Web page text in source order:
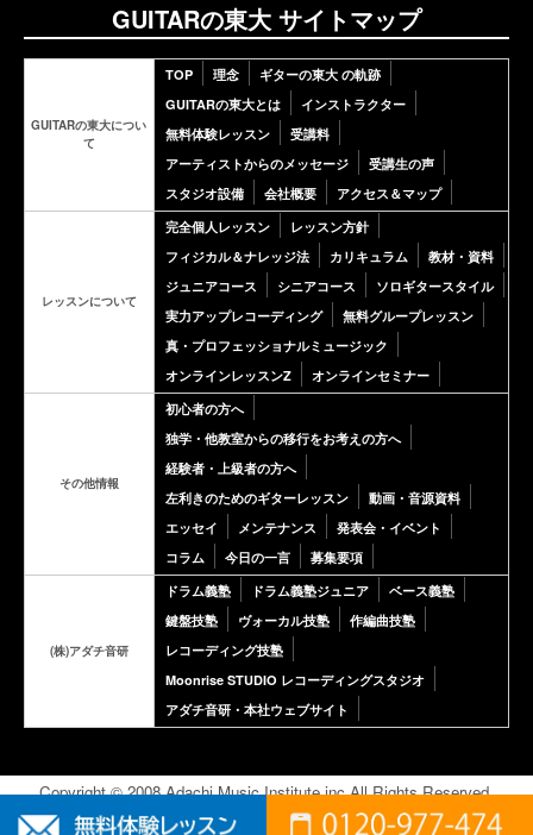
GUITARの東大 サイトマップ
GUITARの東大につい
て
TOP 理念
ギターの東大 の軌跡
GUITARの東大とは
インストラクター
無料体験レッスン
受講料
アーティストからのメッセージ
受講生の声
スタジオ設備
会社概要 アクセス＆マップ
レッスンについて
完全個人レッスン
レッスン方針
フィジカル＆ナレッジ法
カリキュラム
教材・資料
ジュニアコース
シニアコース
ソロギタースタイル
実力アップレコーディング
無料グループレッスン
真・プロフェッショナルミュージック
オンラインレッスンZ
オンラインセミナー
その他情報
初心者の方へ
独学・他教室からの移行をお考えの方へ
経験者・上級者の方へ
左利きのためのギターレッスン
動画・音源資料
エッセイ
メンテナンス
発表会・イベント
コラム
今日の一言 募集要項
(株)アダチ音研
ドラム義塾 ドラム義塾ジュニア
ベース義塾
鍵盤技塾
ヴォーカル技塾
作編曲技塾
レコーディング技塾
Moonrise STUDIO レコーディングスタジオ
アダチ音研・本社ウェブサイト
Copyright © 2008 Adachi Music Institute inc.All Rights Reserved.